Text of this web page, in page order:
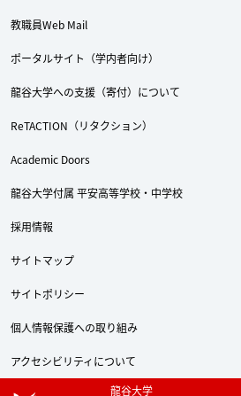
教職員Web Mail
ポータルサイト（学内者向け）
龍谷大学への支援（寄付）について
ReTACTION（リタクション）
Academic Doors
龍谷大学付属 平安高等学校・中学校
採用情報
サイトマップ
サイトポリシー
個人情報保護への取り組み
アクセシビリティについて
龍谷大学